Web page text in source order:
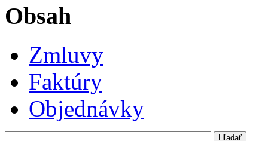
Obsah
Zmluvy
Faktúry
Objednávky